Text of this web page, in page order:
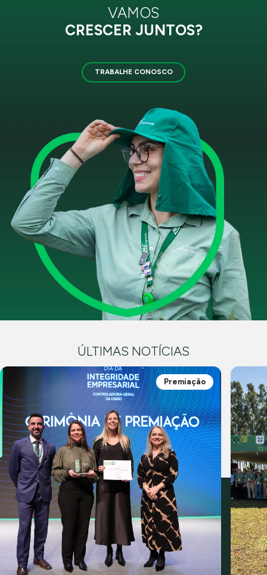
VAMOS
CRESCER JUNTOS?
TRABALHE CONOSCO
ÚLTIMAS NOTÍCIAS
Premiação